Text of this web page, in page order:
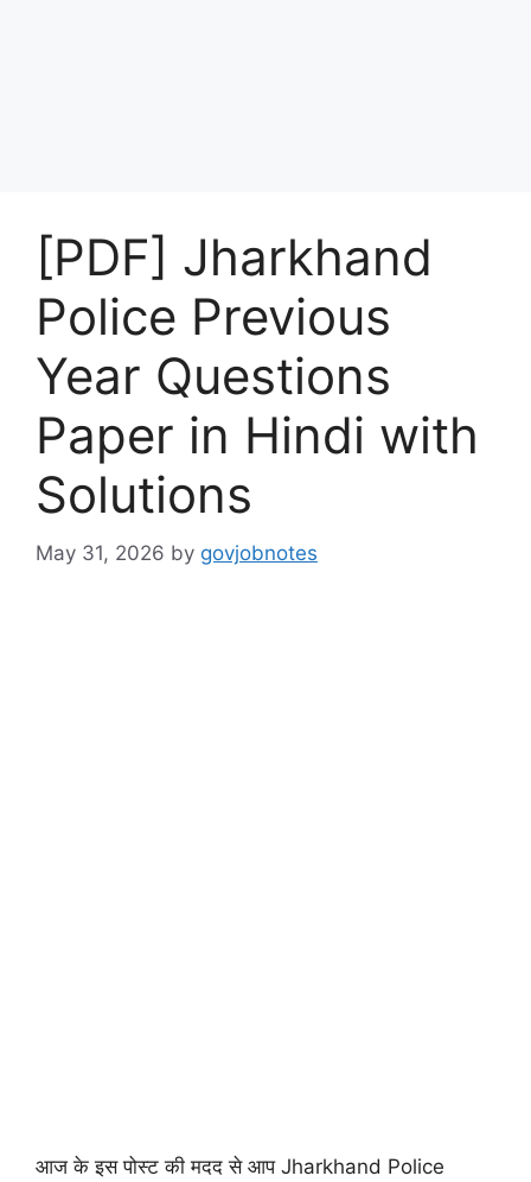
[PDF] Jharkhand
Police Previous
Year Questions
Paper in Hindi with
Solutions
May 31, 2026 by govjobnotes
आज के इस पोस्ट की मदद से आप Jharkhand Police